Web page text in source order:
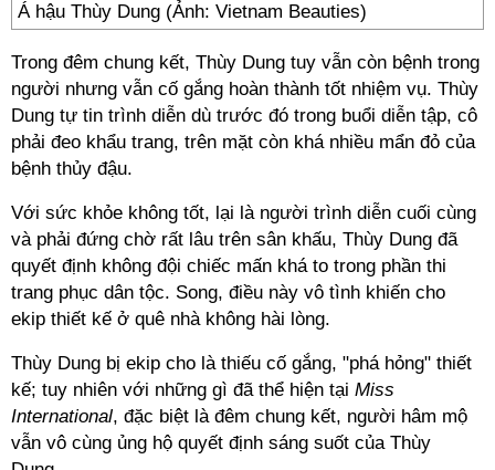
Á hậu Thùy Dung (Ảnh: Vietnam Beauties)
Trong đêm chung kết, Thùy Dung tuy vẫn còn bệnh trong
người nhưng vẫn cố gắng hoàn thành tốt nhiệm vụ. Thùy
Dung tự tin trình diễn dù trước đó trong buổi diễn tập, cô
phải đeo khẩu trang, trên mặt còn khá nhiều mẩn đỏ của
bệnh thủy đậu.
Với sức khỏe không tốt, lại là người trình diễn cuối cùng
và phải đứng chờ rất lâu trên sân khấu, Thùy Dung đã
quyết định không đội chiếc mấn khá to trong phần thi
trang phục dân tộc. Song, điều này vô tình khiến cho
ekip thiết kế ở quê nhà không hài lòng.
Thùy Dung bị ekip cho là thiếu cố gắng, "phá hỏng" thiết
kế; tuy nhiên với những gì đã thể hiện tại Miss
International, đặc biệt là đêm chung kết, người hâm mộ
vẫn vô cùng ủng hộ quyết định sáng suốt của Thùy